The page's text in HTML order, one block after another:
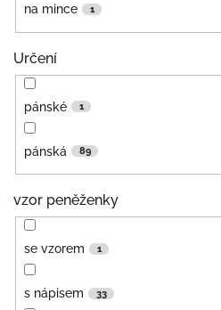
na mince 1
Určení
pánské 1
pánská 89
vzor peněženky
se vzorem 1
s nápisem 33